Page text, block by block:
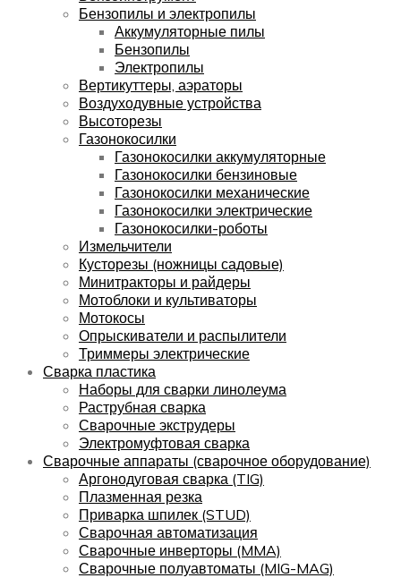
Бензопилы и электропилы
Аккумуляторные пилы
Бензопилы
Электропилы
Вертикуттеры, аэраторы
Воздуходувные устройства
Высоторезы
Газонокосилки
Газонокосилки аккумуляторные
Газонокосилки бензиновые
Газонокосилки механические
Газонокосилки электрические
Газонокосилки-роботы
Измельчители
Кусторезы (ножницы садовые)
Минитракторы и райдеры
Мотоблоки и культиваторы
Мотокосы
Опрыскиватели и распылители
Триммеры электрические
Сварка пластика
Наборы для сварки линолеума
Раструбная сварка
Сварочные экструдеры
Электромуфтовая сварка
Сварочные аппараты (сварочное оборудование)
Аргонодуговая сварка (TIG)
Плазменная резка
Приварка шпилек (STUD)
Сварочная автоматизация
Сварочные инверторы (MMA)
Сварочные полуавтоматы (MIG-MAG)